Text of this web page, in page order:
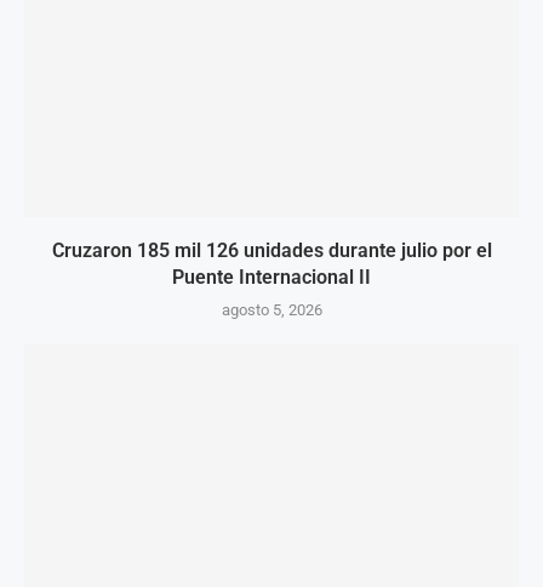
Cruzaron 185 mil 126 unidades durante julio por el
Puente Internacional II
agosto 5, 2026